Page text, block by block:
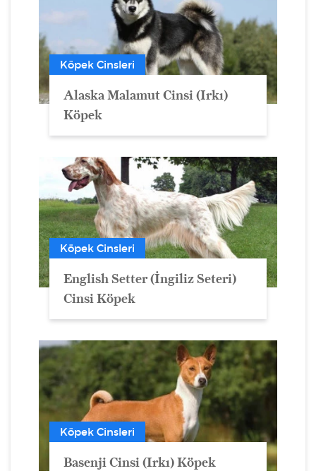
Köpek Cinsleri
Alaska Malamut Cinsi (Irkı)
Köpek
Köpek Cinsleri
English Setter (İngiliz Seteri)
Cinsi Köpek
Köpek Cinsleri
Basenji Cinsi (Irkı) Köpek